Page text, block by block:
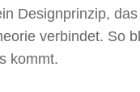
Designprinzip,
verbindet. So
kommt.